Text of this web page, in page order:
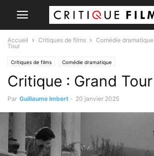
Accueil Critiques de films Comédie dramatique
Tour
Critiques de films Comédie dramatique
Critique : Grand Tour
Par Guillaume Imbert - 20 janvier 2025